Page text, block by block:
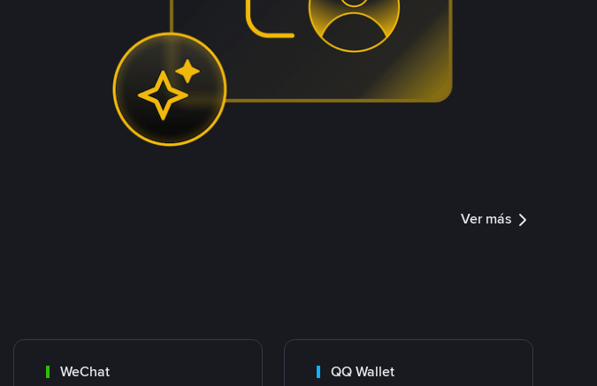
Ver más
WeChat QQ Wallet